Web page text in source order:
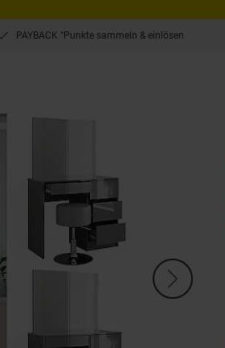
PAYBACK °Punkte sammeln & einlösen